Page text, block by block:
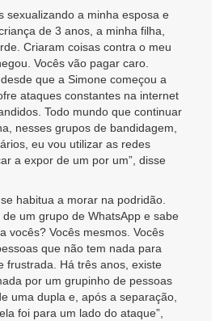
sexualizando a minha esposa e
de 3 anos, a minha filha,
Criaram coisas contra o meu
Vocês vão pagar caro.
que a Simone começou a
ataques constantes na internet
Todo mundo que continuar
nesses grupos de bandidagem,
eu vou utilizar as redes
a expor de um por um”, disse
habitua a morar na podridão.
um grupo de WhatsApp e sabe
vocês? Vocês mesmos. Vocês
que não tem nada para
frustrada. Há três anos, existe
por um grupinho de pessoas
uma dupla e, após a separação,
foi para um lado do ataque”,